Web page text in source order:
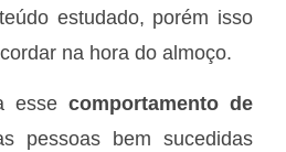
estudado, porém isso
na hora do almoço.
esse comportamento de
pessoas bem sucedidas